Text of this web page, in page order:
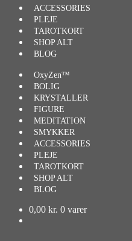
ACCESSORIES
PLEJE
TAROTKORT
SHOP ALT
BLOG
OxyZen™
BOLIG
KRYSTALLER
FIGURE
MEDITATION
SMYKKER
ACCESSORIES
PLEJE
TAROTKORT
SHOP ALT
BLOG
0,00 kr. 0 varer